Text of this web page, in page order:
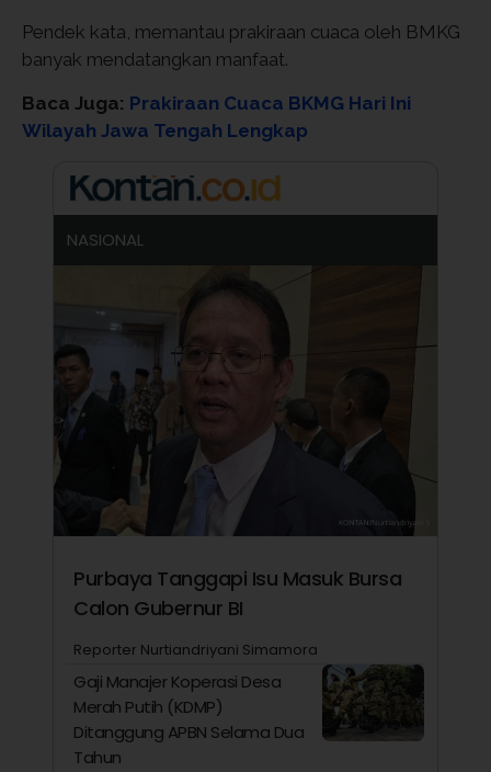
Pendek kata, memantau prakiraan cuaca oleh BMKG
banyak mendatangkan manfaat.
Baca Juga: Prakiraan Cuaca BKMG Hari Ini
Wilayah Jawa Tengah Lengkap
NASIONAL
Purbaya Tanggapi Isu Masuk Bursa
Calon Gubernur BI
Reporter Nurtiandriyani Simamora
Gaji Manajer Koperasi Desa
Merah Putih (KDMP)
Ditanggung APBN Selama Dua
Tahun